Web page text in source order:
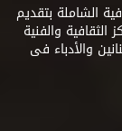
الشاملة بتقديم
والفنية
والأدباء فى